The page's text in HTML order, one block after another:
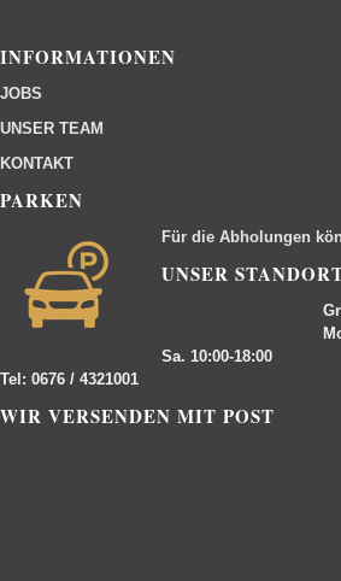
INFORMATIONEN
JOBS
UNSER TEAM
KONTAKT
PARKEN
Für die Abholungen
UNSER
Sa. 10:00-18:00
Tel: 0676 / 4321001
WIR VERSENDEN MIT POST